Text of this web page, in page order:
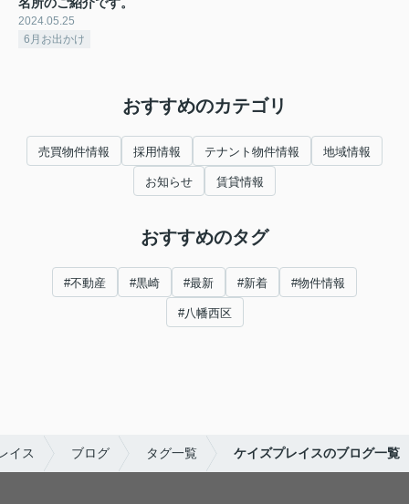
2024.05.25
6月お出かけ
おすすめのカテゴリ
売買物件情報 採用情報 テナント物件情報 地域情報
お知らせ 賃貸情報
おすすめのタグ
#不動産 #黒崎 #最新 #新着 #物件情報
#八幡西区
イス ブログ タグ一覧 ケイズプレイスのブログ一覧